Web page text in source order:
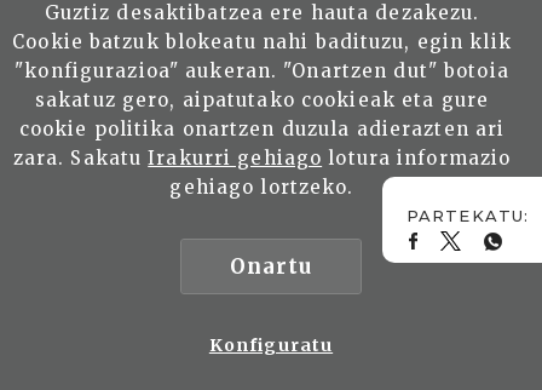
EUSKONEWS BULETINA
Harpidetu zaitez eta zure
Guztiz desaktibatzea ere hauta dezakezu.
Cookie batzuk blokeatu nahi badituzu, egin klik
"konfigurazioa" aukeran. "Onartzen dut" botoia
sakatuz gero, aipatutako cookieak eta gure
cookie politika onartzen duzula adierazten ari
zara. SakatuIrakurri gehiago lotura informazio
gehiago lortzeko.
Onartu
Konfiguratu